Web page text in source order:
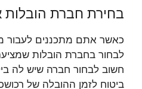
בחירת חברת הובלות
כאשר אתם מתכננים לעבור
לבחור בחברת הובלות
חשוב לבחור חברה שיש לה
ביטוח לזמן ההובלה של